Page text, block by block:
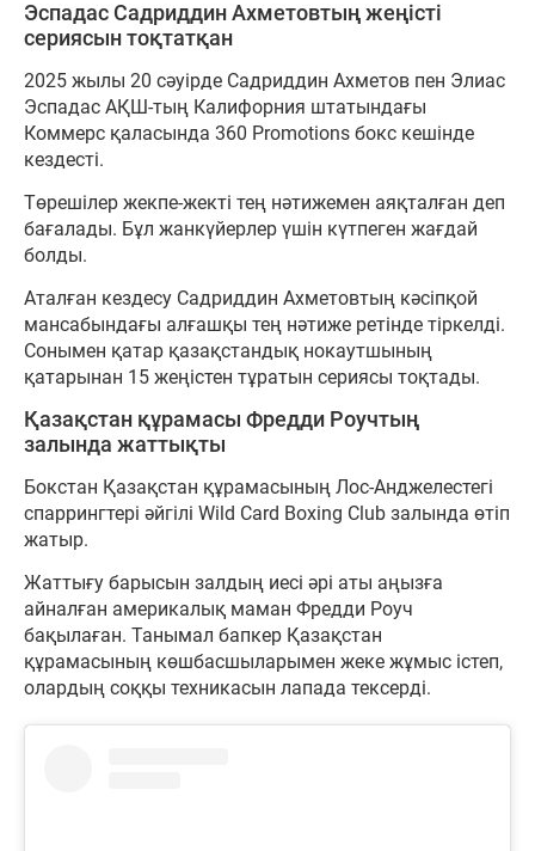
Эспадас Садриддин Ахметовтың жеңісті
сериясын тоқтатқан
2025 жылы 20 сәуірде Садриддин Ахметов пен Элиас
Эспадас АҚШ-тың Калифорния штатындағы
Коммерс қаласында 360 Promotions бокс кешінде
кездесті.
Төрешілер жекпе-жекті тең нәтижемен аяқталған деп
бағалады. Бұл жанкүйерлер үшін күтпеген жағдай
болды.
Аталған кездесу Садриддин Ахметовтың кәсіпқой
мансабындағы алғашқы тең нәтиже ретінде тіркелді.
Сонымен қатар қазақстандық нокаутшының
қатарынан 15 жеңістен тұратын сериясы тоқтады.
Қазақстан құрамасы Фредди Роучтың
залында жаттықты
Бокстан Қазақстан құрамасының Лос-Анджелестегі
спаррингтері әйгілі Wild Card Boxing Club залында өтіп
жатыр.
Жаттығу барысын залдың иесі әрі аты аңызға
айналған америкалық маман Фредди Роуч
бақылаған. Танымал бапкер Қазақстан
құрамасының көшбасшыларымен жеке жұмыс істеп,
олардың соққы техникасын лапада тексерді.